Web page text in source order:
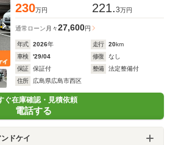
230万円 221.3万円
通常ローン 月々27,600円
年式 2026年 走行 20km
車検
'29/04 修復
なし
保証
保証付 整備
法定整備付
住所
広島県広島市西区
ぐ在庫確認・見積依頼
電話する
ドケイ